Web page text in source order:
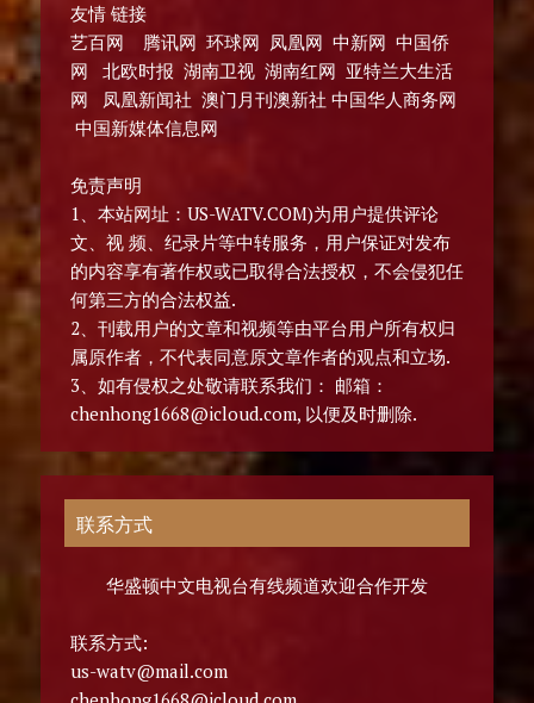
友情 链接
艺百网 腾讯网 环球网 凤凰网 中新网 中国侨
网 北欧时报 湖南卫视 湖南红网 亚特兰大生活
网 凤凰新闻社 澳门月刊澳新社 中国华人商务网
中国新媒体信息网
免责声明
1、本站网址：US-WATV.COM)为用户提供评论
文、视 频、纪录片等中转服务，用户保证对发布
的内容享有著作权或已取得合法授权，不会侵犯任
何第三方的合法权益.
2、刊载用户的文章和视频等由平台用户所有权归
属原作者，不代表同意原文章作者的观点和立场.
3、如有侵权之处敬请联系我们： 邮箱：
chenhong1668@icloud.com, 以便及时删除.
联系方式
华盛顿中文电视台有线频道欢迎合作开发
联系方式:
us-watv@mail.com